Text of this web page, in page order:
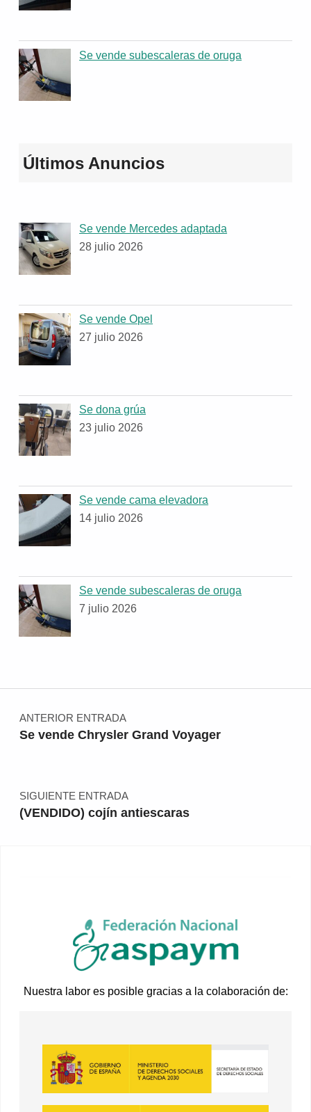
Se vende subescaleras de oruga
Últimos Anuncios
Se vende Mercedes adaptada
28 julio 2026
Se vende Opel
27 julio 2026
Se dona grúa
23 julio 2026
Se vende cama elevadora
14 julio 2026
Se vende subescaleras de oruga
7 julio 2026
Navegación de entradas
ANTERIOR ENTRADA
Se vende Chrysler Grand Voyager
SIGUIENTE ENTRADA
(VENDIDO) cojín antiescaras
Nuestra labor es posible gracias a la colaboración de: